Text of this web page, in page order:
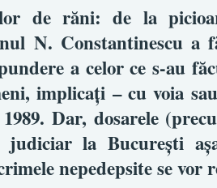
de răni: de la
N. Constantinescu a
a celor ce s-au
implicaţi – cu voia
Dar, dosarele
judiciar la Bucureşti
nepedepsite se vor